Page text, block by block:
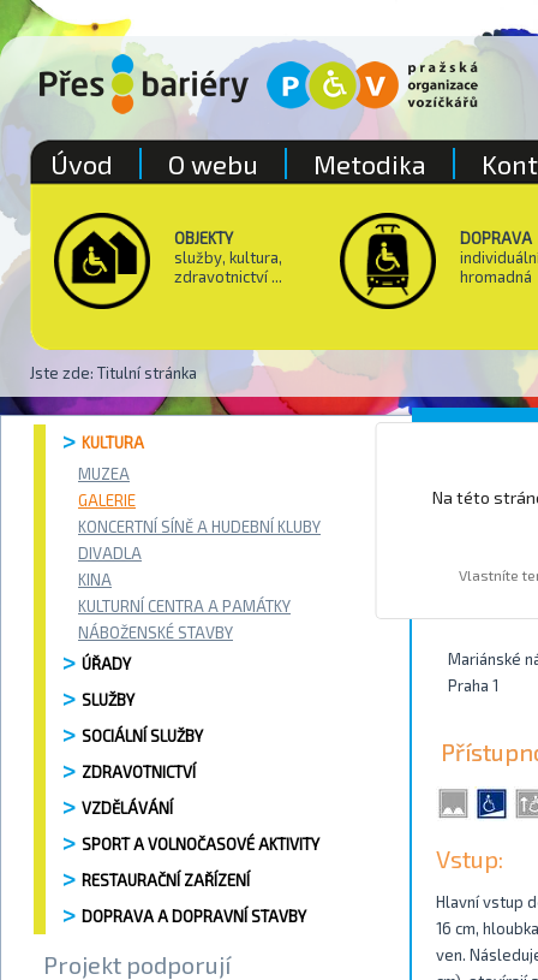
OBJEKTY
služby, kultura,
zdravotnictví ...
DOPRAVA
hromadná
Jste zde: Titulní stránka
Úvod O webu Metodika
KULTURA
MUZEA
GALERIE
KONCERTNÍ SÍNĚ A HUDEBNÍ KLUBY
DIVADLA
KINA
KULTURNÍ CENTRA A PAMÁTKY
NÁBOŽENSKÉ STAVBY
ÚŘADY
SLUŽBY
SOCIÁLNÍ SLUŽBY
ZDRAVOTNICTVÍ
VZDĚLÁVÁNÍ
SPORT A VOLNOČASOVÉ AKTIVITY
RESTAURAČNÍ ZAŘÍZENÍ
DOPRAVA A DOPRAVNÍ STAVBY
Projekt podporují
Mariánské
Praha 1
Vstup:
Hlavní vstup
16 cm,
ven.
Na této
Vlastníte